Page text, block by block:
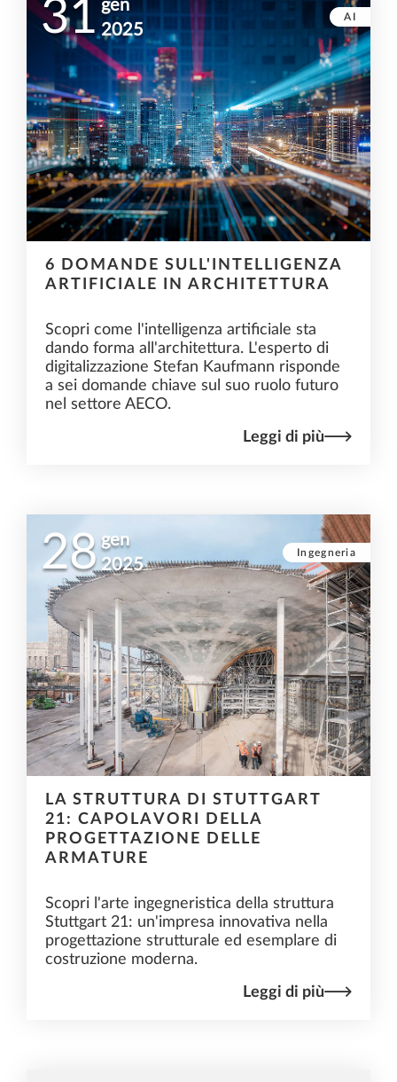
31 gen
2025
AI
6 DOMANDE SULL'INTELLIGENZA
ARTIFICIALE IN ARCHITETTURA
Scopri come l'intelligenza artificiale sta
dando forma all'architettura. L'esperto di
digitalizzazione Stefan Kaufmann risponde
a sei domande chiave sul suo ruolo futuro
nel settore AECO.
Leggi di più
28 gen
2025
Ingegneria
LA STRUTTURA DI STUTTGART
21: CAPOLAVORI DELLA
PROGETTAZIONE DELLE
ARMATURE
Scopri l'arte ingegneristica della struttura
Stuttgart 21: un'impresa innovativa nella
progettazione strutturale ed esemplare di
costruzione moderna.
Leggi di più